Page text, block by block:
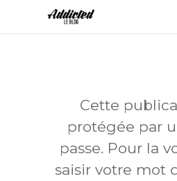
Cette
protégée par
passe. Pour la
saisir votre mot